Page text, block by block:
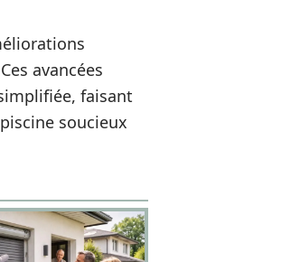
avancées
faisant
soucieux